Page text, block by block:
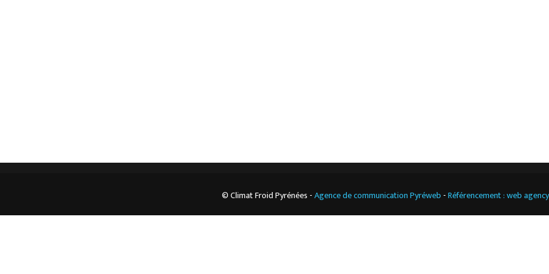
© Climat Froid Pyrénées -Agence de communication Pyréweb -Référencement : web